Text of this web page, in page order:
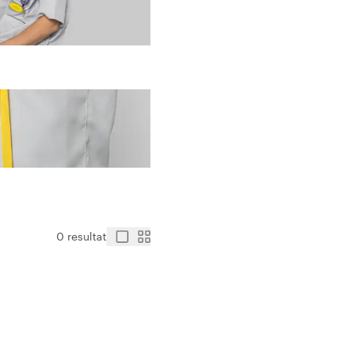
0 resultat